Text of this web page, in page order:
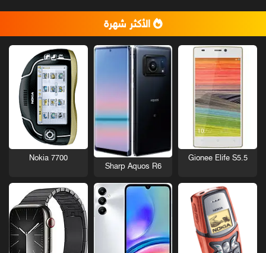
الأكثر شهرة
Gionee Elife S5.5
Sharp Aquos R6
Nokia 7700